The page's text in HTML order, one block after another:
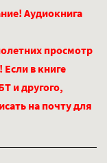
Аудиокнига
просмотр
в книге
и другого,
на почту для